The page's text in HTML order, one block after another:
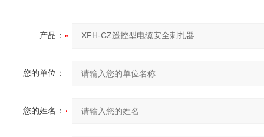
产品：
您的单位：
您的姓名：